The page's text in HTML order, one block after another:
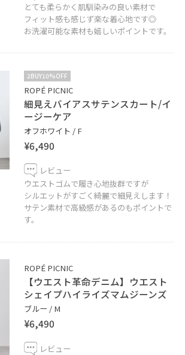
とても柔らかく肌馴染みの良い素材で
フィット感も感じず楽な着心地です◎
お洗濯可能な素材も嬉しいポイントです。
2BUY10%OFF
ROPÉ PICNIC
細見えバイアスサテンスカート/イ
ージーケア
オフホワイト / F
¥6,490
レビュー
ウエストゴムで履き心地抜群ですが
シルエットがすごく綺麗で細見えします！
サテン素材で高級感があるのもポイントで
す。
ROPÉ PICNIC
【ウエスト革命デニム】ウエスト
シェイプハイライズマムジーンズ
ブルー / M
¥6,490
レビュー